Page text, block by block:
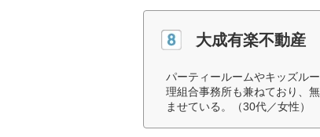
大成有楽不動産
パーティールームやキッズル
理組合事務所も兼ねており、
ませている。（30代／女性）